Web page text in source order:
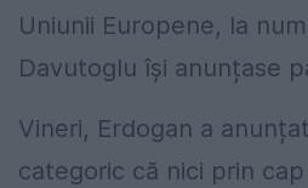
Uniunii Europene, la
Davutoglu își anunțase
Vineri, Erdogan a
categoric că nici prin